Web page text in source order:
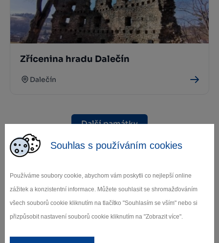
Souhlas s používáním cookies
Používáme soubory cookie, abychom vám poskytli co nejlepší online
zážitek a konzistentní informace. Můžete souhlasit se shromažďováním
všech souborů cookie kliknutím na tlačítko "Souhlasím se vším" nebo si
přizpůsobit nastavení souborů cookie kliknutím na "Zobrazit více".
Zřícenina hradu Dalečín
Dalečín
Další památky
Kde se najíst